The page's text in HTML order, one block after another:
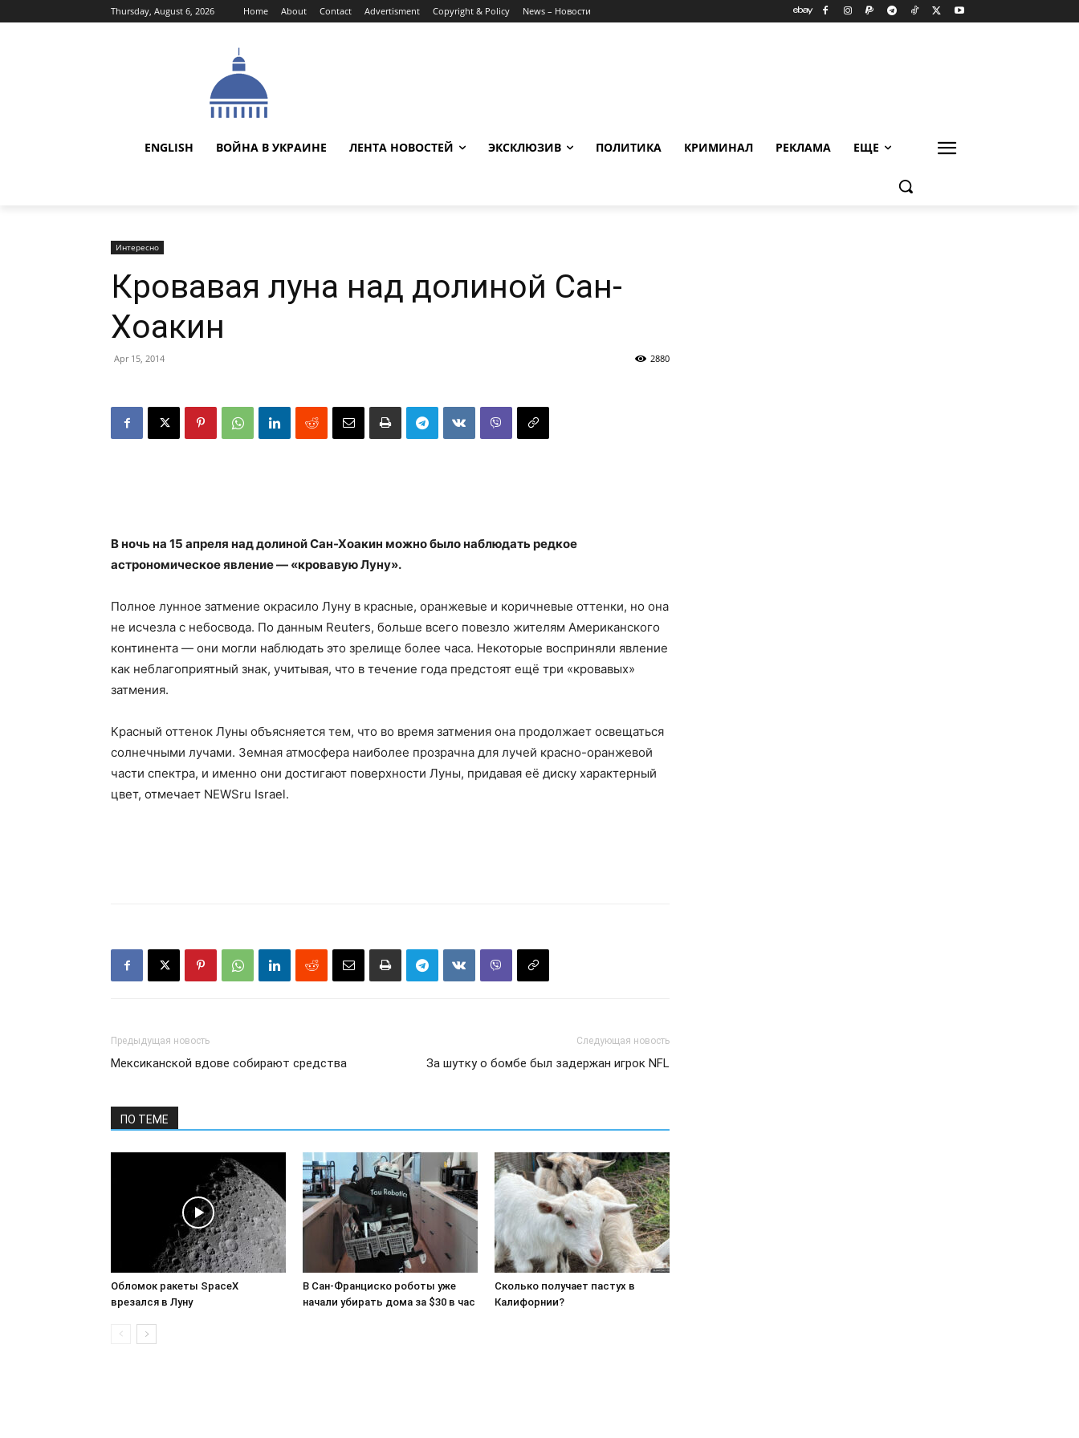
Thursday, August 6, 2026 Home About Contact Advertisment Copyright & Policy News – Новости
ENGLISH ВОЙНА В УКРАИНЕ ЛЕНТА НОВОСТЕЙ ЭКСКЛЮЗИВ ПОЛИТИКА КРИМИНАЛ РЕКЛАМА ЕЩЕ
Интересно
Кровавая луна над долиной Сан-
Хоакин
Apr 15, 2014 2880
В ночь на 15 апреля над долиной Сан-Хоакин можно было наблюдать редкое
астрономическое явление — «кровавую Луну».
Полное лунное затмение окрасило Луну в красные, оранжевые и коричневые оттенки, но она
не исчезла с небосвода. По данным Reuters, больше всего повезло жителям Американского
континента — они могли наблюдать это зрелище более часа. Некоторые восприняли явление
как неблагоприятный знак, учитывая, что в течение года предстоят ещё три «кровавых»
затмения.
Красный оттенок Луны объясняется тем, что во время затмения она продолжает освещаться
солнечными лучами. Земная атмосфера наиболее прозрачна для лучей красно-оранжевой
части спектра, и именно они достигают поверхности Луны, придавая её диску характерный
цвет, отмечает NEWSru Israel.
Предыдущая новость
Мексиканской вдове собирают средства
Следующая новость
За шутку о бомбе был задержан игрок NFL
ПО ТЕМЕ
Обломок ракеты SpaceX
врезался в Луну
В Сан-Франциско роботы уже
начали убирать дома за $30 в час
Сколько получает пастух в
Калифорнии?